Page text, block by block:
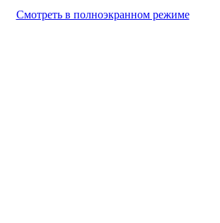
Смотреть в полноэкранном режиме